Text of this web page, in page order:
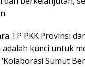
TP PKK Provinsi
kunci untuk
Sumut